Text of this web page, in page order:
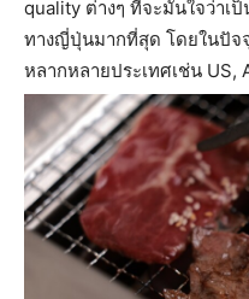
quality ต่างๆ ที่จะมั่นใจว่าเ
ทางญี่ปุ่นมากที่สุด โดยในปัจจุ
หลากหลายประเทศเช่น US,